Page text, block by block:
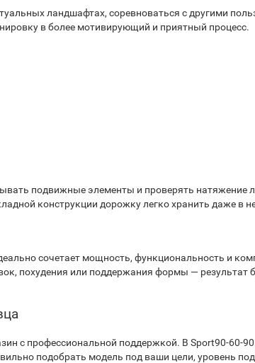
ландшафтах, соревноваться с другими
в более мотивирующий и приятный процесс.
подвижные элементы и проверять натяжение
конструкции дорожку легко хранить даже в
сочетает мощность, функциональность и
похудения или поддержания формы — результат
с профессиональной поддержкой. В Sport90-60-
подобрать модель под ваши цели, уровень